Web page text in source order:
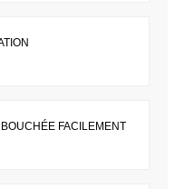
FACILEMENT